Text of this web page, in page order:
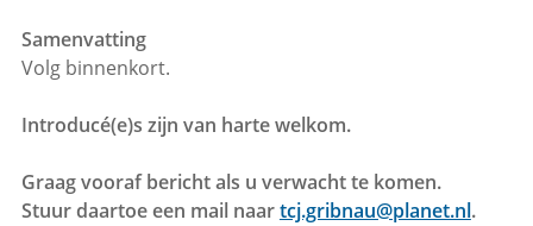
Samenvatting
Volg binnenkort.
Introducé(e)s zijn van harte welkom.
Graag vooraf bericht als u verwacht te komen.
Stuur daartoe een mail naartcj.gribnau@planet.nl.